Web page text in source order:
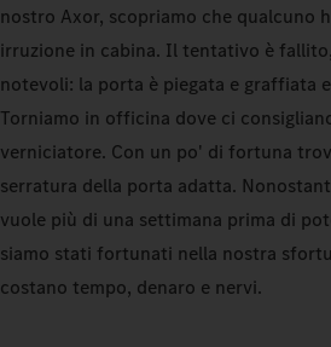
nostro Axor, scopriamo che qualcuno
irruzione in cabina. Il tentativo è
notevoli: la porta è piegata e graffiata
Torniamo in officina dove ci
verniciatore. Con un po' di fortuna
serratura della porta adatta.
vuole più di una settimana prima di
siamo stati fortunati nella nostra
costano tempo, denaro e nervi.